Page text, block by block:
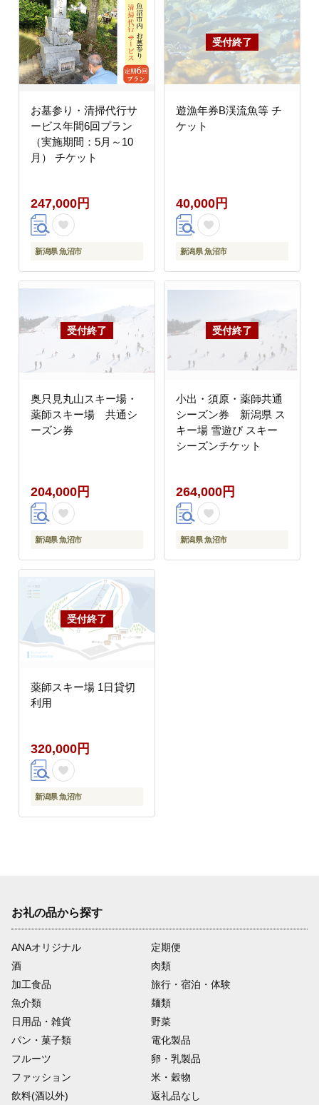
お墓参り・清掃代行サ
ービス年間6回プラン
（実施期間：5月～10
月） チケット
247,000円
新潟県 魚沼市
遊漁年券B渓流魚等 チ
ケット
40,000円
新潟県 魚沼市
奥只見丸山スキー場・
薬師スキー場 共通シ
ーズン券
204,000円
新潟県 魚沼市
小出・須原・薬師共通
シーズン券 新潟県 ス
キー場 雪遊び スキー
シーズンチケット
264,000円
新潟県 魚沼市
薬師スキー場 1日貸切
利用
320,000円
新潟県 魚沼市
お礼の品から探す
ANAオリジナル
定期便
酒
肉類
加工食品
旅行・宿泊・体験
魚介類
麺類
日用品・雑貨
野菜
パン・菓子類
電化製品
フルーツ
卵・乳製品
ファッション
米・穀物
飲料(酒以外)
返礼品なし